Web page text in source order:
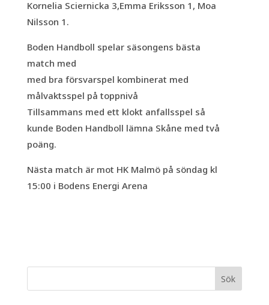
Kornelia Sciernicka 3,Emma Eriksson 1, Moa
Nilsson 1.
Boden Handboll spelar säsongens bästa
match med
med bra försvarspel kombinerat med
målvaktsspel på toppnivå
Tillsammans med ett klokt anfallsspel så
kunde Boden Handboll lämna Skåne med två
poäng.
Nästa match är mot HK Malmö på söndag kl
15:00 i Bodens Energi Arena
Sök